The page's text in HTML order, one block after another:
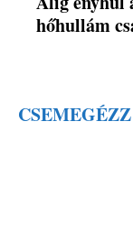
hőhullám
CSEMEGÉZZ